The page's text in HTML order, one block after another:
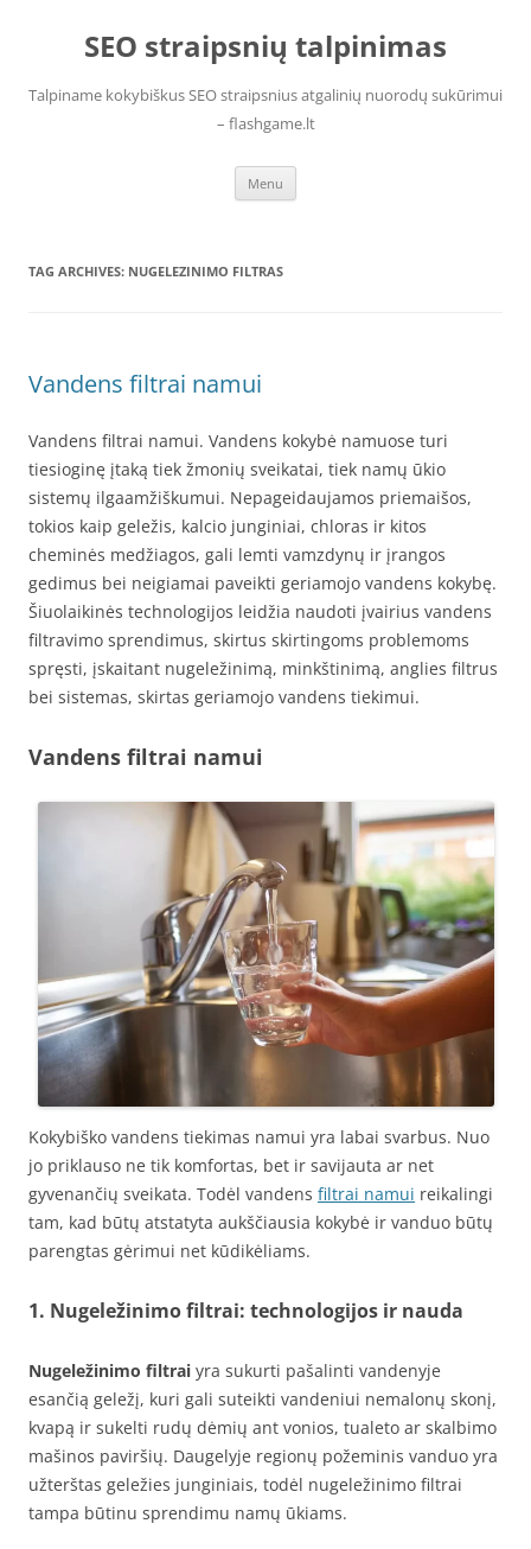
contentSEO straipsnių talpinimas
Talpiname kokybiškus SEO straipsnius atgalinių nuorodų sukūrimui
– flashgame.lt
Menu
TAG ARCHIVES: NUGELEZINIMO FILTRAS
Vandens filtrai namui
Vandens filtrai namui. Vandens kokybė namuose turi
tiesioginę įtaką tiek žmonių sveikatai, tiek namų ūkio
sistemų ilgaamžiškumui. Nepageidaujamos priemaišos,
tokios kaip geležis, kalcio junginiai, chloras ir kitos
cheminės medžiagos, gali lemti vamzdynų ir įrangos
gedimus bei neigiamai paveikti geriamojo vandens kokybę.
Šiuolaikinės technologijos leidžia naudoti įvairius vandens
filtravimo sprendimus, skirtus skirtingoms problemoms
spręsti, įskaitant nugeležinimą, minkštinimą, anglies filtrus
bei sistemas, skirtas geriamojo vandens tiekimui.
Vandens filtrai namui
Kokybiško vandens tiekimas namui yra labai svarbus. Nuo
jo priklauso ne tik komfortas, bet ir savijauta ar net
gyvenančių sveikata. Todėl vandens filtrai namui reikalingi
tam, kad būtų atstatyta aukščiausia kokybė ir vanduo būtų
parengtas gėrimui net kūdikėliams.
1. Nugeležinimo filtrai: technologijos ir nauda
Nugeležinimo filtrai yra sukurti pašalinti vandenyje
esančią geležį, kuri gali suteikti vandeniui nemalonų skonį,
kvapą ir sukelti rudų dėmių ant vonios, tualeto ar skalbimo
mašinos paviršių. Daugelyje regionų požeminis vanduo yra
užterštas geležies junginiais, todėl nugeležinimo filtrai
tampa būtinu sprendimu namų ūkiams.